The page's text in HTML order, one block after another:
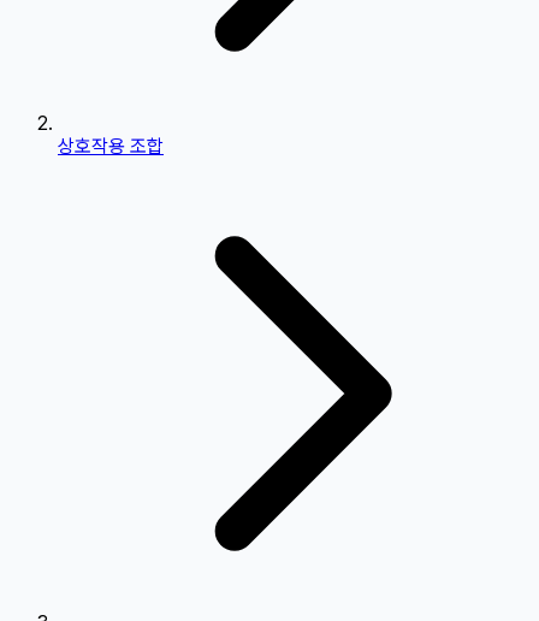
상호작용 조합